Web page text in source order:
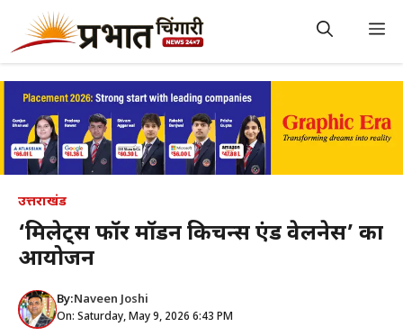
content
उत्तराखंड
‘मिलेट्स फॉर मॉडर्न किचन्स एंड वेलनेस’ का
आयोजन
By:Naveen Joshi
On: Saturday, May 9, 2026 6:43 PM